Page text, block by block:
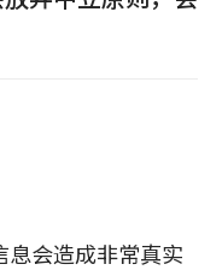
会造成非常真实